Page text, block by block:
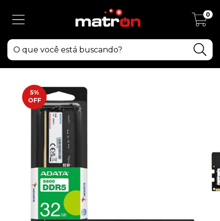
0
5%
OFF